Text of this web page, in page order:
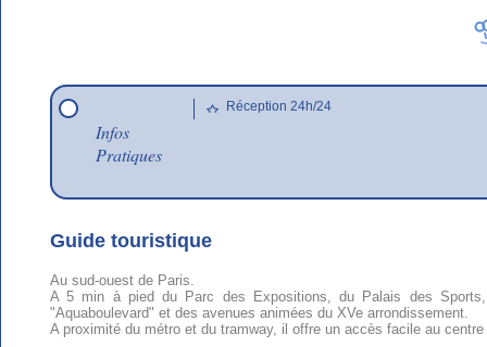
Infos
Pratiques
Réception 24h/24
Guide touristique
Au sud-ouest de Paris.
A 5 min à pied du Parc des Expositions, du Palais des
"Aquaboulevard" et des avenues animées du XVe arrondissement.
A proximité du métro et du tramway, il offre un accès facile au